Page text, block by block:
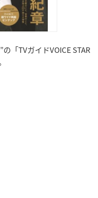
「TVガイドVOICE STAR